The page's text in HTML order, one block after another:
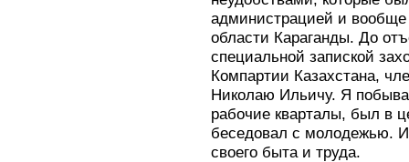
администрацией и
области Караганды. До
специальной запиской
Компартии Казахстана,
Николаю Ильичу. Я
рабочие кварталы, был в
беседовал с молодежью.
своего быта и труда.